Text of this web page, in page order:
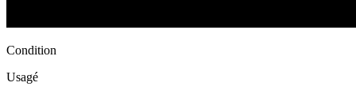
Condition
Usagé